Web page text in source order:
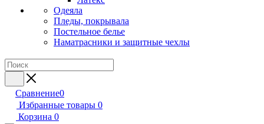
Одеяла
Пледы, покрывала
Постельное белье
Наматрасники и защитные чехлы
Сравнение0
Избранные товары 0
Корзина 0